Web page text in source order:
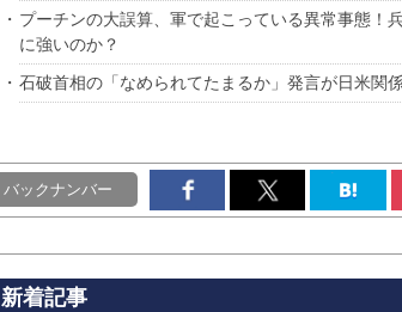
プーチンの大誤算、軍で起こっている異常事態！
に強いのか？
石破首相の「なめられてたまるか」発言が日米関
バックナンバー
新着記事